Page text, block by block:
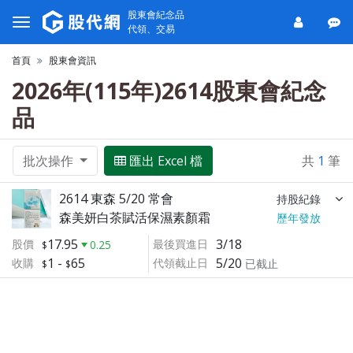
股東會紀念品
代領、交易
首頁 股東會資訊
2026年(115年)2614股東會紀念
品
批次操作 匯出 Excel 檔 共 1 筆
2614 東森 5/20 常會 持股紀錄
森美妍白茶賦活保濕素顏霜
歷年發放
股價
17.95
0.25
收購
1 - 65
最後買進日 3/18
代領截止日 5/20 已截止